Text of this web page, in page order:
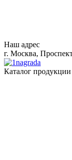
Наш адрес
г. Москва,
Каталог продукции